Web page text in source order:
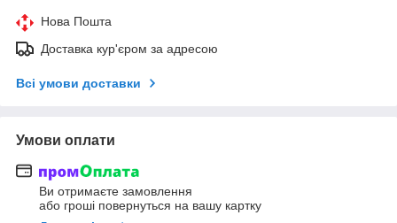
Нова Пошта
Доставка кур'єром за адресою
Всі умови доставки
Умови оплати
Ви отримаєте замовлення
або гроші повернуться на вашу картку